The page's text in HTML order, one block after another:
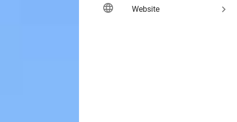
language Website keyboard_arrow_right